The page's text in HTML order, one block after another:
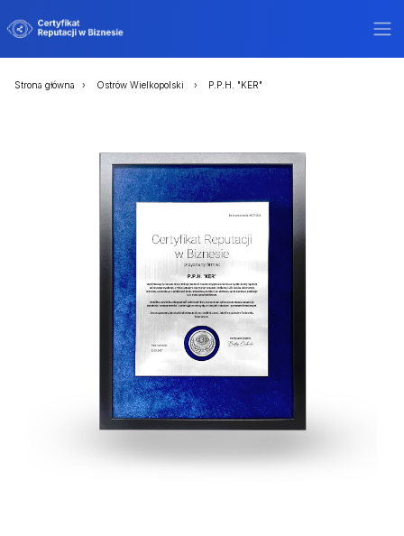
Strona główna Ostrów Wielkopolski P.P.H. "KER"